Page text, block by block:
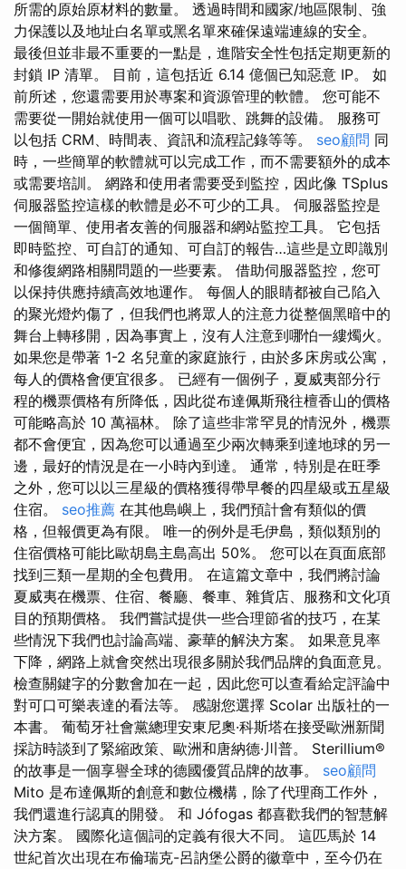
所需的原始原材料的數量。 透過時間和國家/地區限制、強
力保護以及地址白名單或黑名單來確保遠端連線的安全。
最後但並非最不重要的一點是，進階安全性包括定期更新的
封鎖 IP 清單。 目前，這包括近 6.14 億個已知惡意 IP。 如
前所述，您還需要用於專案和資源管理的軟體。 您可能不
需要從一開始就使用一個可以唱歌、跳舞的設備。 服務可
以包括 CRM、時間表、資訊和流程記錄等等。 seo顧問 同
時，一些簡單的軟體就可以完成工作，而不需要額外的成本
或需要培訓。 網路和使用者需要受到監控，因此像 TSplus
伺服器監控這樣的軟體是必不可少的工具。 伺服器監控是
一個簡單、使用者友善的伺服器和網站監控工具。 它包括
即時監控、可自訂的通知、可自訂的報告…這些是立即識別
和修復網路相關問題的一些要素。 借助伺服器監控，您可
以保持供應持續高效地運作。 每個人的眼睛都被自己陷入
的聚光燈灼傷了，但我們也將眾人的注意力從整個黑暗中的
舞台上轉移開，因為事實上，沒有人注意到哪怕一縷燭火。
如果您是帶著 1-2 名兒童的家庭旅行，由於多床房或公寓，
每人的價格會便宜很多。 已經有一個例子，夏威夷部分行
程的機票價格有所降低，因此從布達佩斯飛往檀香山的價格
可能略高於 10 萬福林。 除了這些非常罕見的情況外，機票
都不會便宜，因為您可以通過至少兩次轉乘到達地球的另一
邊，最好的情況是在一小時內到達。 通常，特別是在旺季
之外，您可以以三星級的價格獲得帶早餐的四星級或五星級
住宿。 seo推薦 在其他島嶼上，我們預計會有類似的價
格，但報價更為有限。 唯一的例外是毛伊島，類似類別的
住宿價格可能比歐胡島主島高出 50%。 您可以在頁面底部
找到三類一星期的全包費用。 在這篇文章中，我們將討論
夏威夷在機票、住宿、餐廳、餐車、雜貨店、服務和文化項
目的預期價格。 我們嘗試提供一些合理節省的技巧，在某
些情況下我們也討論高端、豪華的解決方案。 如果意見率
下降，網路上就會突然出現很多關於我們品牌的負面意見。
檢查關鍵字的分數會加在一起，因此您可以查看給定評論中
對可口可樂表達的看法等。 感謝您選擇 Scolar 出版社的一
本書。 葡萄牙社會黨總理安東尼奧·科斯塔在接受歐洲新聞
採訪時談到了緊縮政策、歐洲和唐納德·川普。 Sterillium®
的故事是一個享譽全球的德國優質品牌的故事。 seo顧問
Mito 是布達佩斯的創意和數位機構，除了代理商工作外，
我們還進行認真的開發。 和 Jófogas 都喜歡我們的智慧解
決方案。 國際化這個詞的定義有很大不同。 這匹馬於 14
世紀首次出現在布倫瑞克-呂訥堡公爵的徽章中，至今仍在